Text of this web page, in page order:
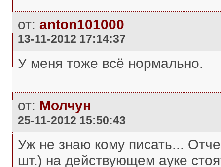
от: anton101000
13-11-2012 17:14:37
У меня тоже всё нормально.
от: Молчун
25-11-2012 15:50:43
Уж не знаю кому писать...
шт.) на действующем ауке